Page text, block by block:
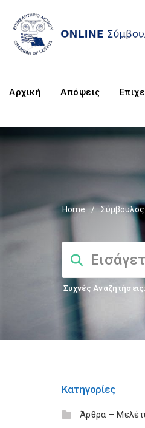
Αρχική Απόψεις
Home / Σύμβουλος
Συχνές
Κατηγορίες
Άρθρα –